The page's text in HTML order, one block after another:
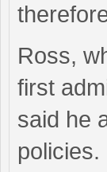
Ross,
first
said he
policies.